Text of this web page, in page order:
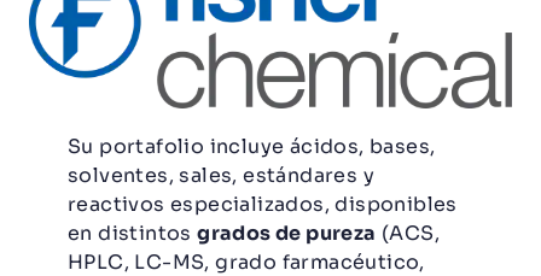
Su portafolio incluye ácidos, bases,
solventes, sales, estándares y
reactivos especializados, disponibles
en distintosgrados de pureza (ACS,
HPLC, LC-MS, grado farmacéutico,